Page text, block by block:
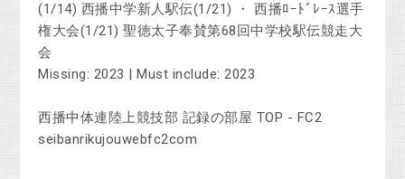
(1/14) 西播中学新人駅伝(1/21) ・ 西播ﾛｰﾄﾞﾚｰｽ選手
権大会(1/21) 聖徳太子奉賛第68回中学校駅伝競走大
会
Missing: 2023 ‎| Must include: 2023
西播中体連陸上競技部 記録の部屋 TOP - FC2
seibanrikujouwebfc2com